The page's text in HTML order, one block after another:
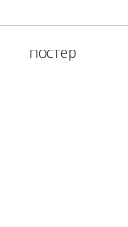
постер